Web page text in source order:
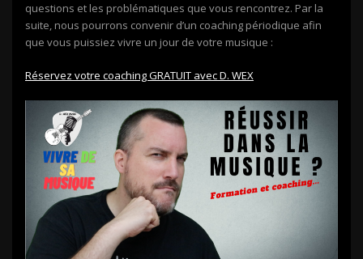
questions et les problématiques que vous rencontrez. Par la
suite, nous pourrons convenir d’un coaching périodique afin
que vous puissiez vivre un jour de votre musique :
Réservez votre coaching GRATUIT avec D. WEX